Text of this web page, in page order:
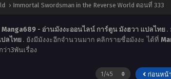
› Immortal Swordsman in the Reverse World ตอนที่ 333
Manga689 - อ่านมังงะออนไลน์ การ์ตูน มังฮวา แปลไทย .
ลไทย . ยังมีมังงะอีกจำนวนมาก คลิกรายชื่อมังงะ ได้ที่
ว่า3พันเรื่อง
ก่อนหน้